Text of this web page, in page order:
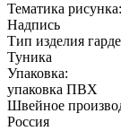
Тематика рисунка:
Надпись
Тип изделия
Туника
Упаковка:
упаковка ПВХ
Швейное
Россия